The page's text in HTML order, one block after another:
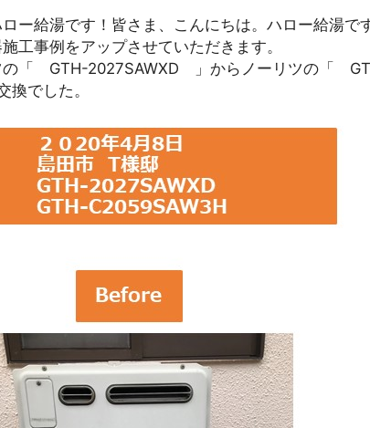
ー給湯です！皆さま、こんにちは。ハロー給湯で
工事例をアップさせていただきます。
の「 GTH-2027SAWXD 」からノーリツの「
でした。